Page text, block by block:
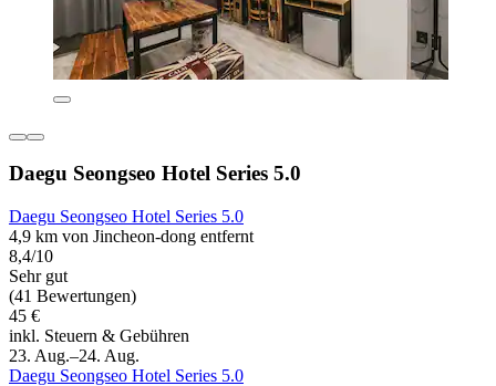
Daegu Seongseo Hotel Series 5.0
Daegu Seongseo Hotel Series 5.0
4,9 km von Jincheon-dong entfernt
8,4/10
Sehr gut
(41 Bewertungen)
45 €
inkl. Steuern & Gebühren
23. Aug.–24. Aug.
Daegu Seongseo Hotel Series 5.0